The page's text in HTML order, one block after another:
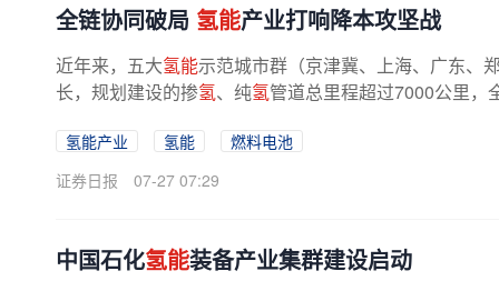
全链协同破局 氢能产业打响降本攻坚战
近年来，五大氢能示范城市群（京津冀、上海、广东、
长，规划建设的掺氢、纯氢管道总里程超过7000公里，
氢能产业 氢能
燃料电池
证券日报
07-27 07:29
中国石化氢能装备产业集群建设启动